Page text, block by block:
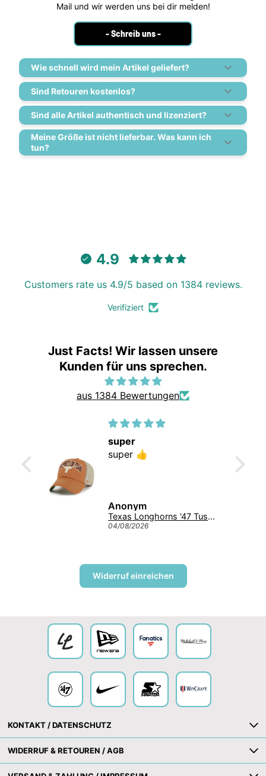
Mail und wir werden uns bei dir melden!
- Schreib uns -
Wie schnell wird mein Artikel geliefert?
Sind Retouren kostenlos?
Sind alle Artikel authentisch und lizenziert?
Meine Größe ist nicht lieferbar. Was kann ich
tun?
4.9
Customers rate us 4.9/5 based on 1384 reviews.
Verifiziert
Just Facts! Wir lassen unsere
Kunden für uns sprechen.
aus 1384 Bewertungen
Texas Longhorns '47 Tuscaloosa Trawler Clean Up NCAA College Cap Burnt Orange
Widerruf einreichen
KONTAKT / DATENSCHUTZ
WIDERRUF & RETOUREN / AGB